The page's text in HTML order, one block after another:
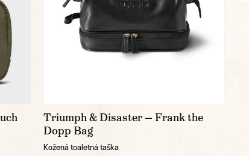
Triumph & Disaster — Frank the
Dopp Bag
Kožená toaletná taška